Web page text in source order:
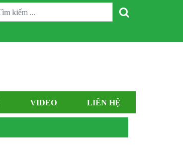
VIDEO LIÊN HỆ